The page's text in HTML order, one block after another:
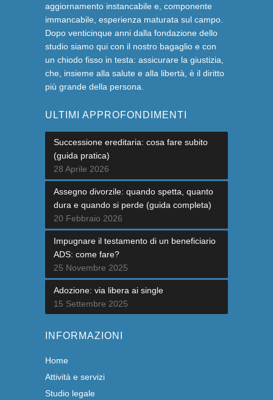
aggiornamento instancabile e, componente
immancabile, esperienza maturata sul campo.
Dopo venticinque anni dalla fondazione dello
studio siamo qui con il nostro bagaglio e con
un chiodo fisso in testa: assicurare la giustizia,
che, insieme alla salute e alla libertà, è il diritto
più grande della persona.
ULTIMI APPROFONDIMENTI
Successione ereditaria: cosa fare subito
(guida pratica)
28 Aprile 2026
Assegno divorzile: quando spetta, quanto
dura e quando si perde (guida completa)
20 Febbraio 2026
Impugnare il testamento di un beneficiario
ADS: come fare?
25 Novembre 2025
Adozione: via libera ai single
15 Settembre 2025
INFORMAZIONI
Home
Attività e servizi
Studio legale